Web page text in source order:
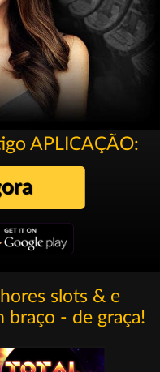
APLICAÇÃO:
slots & e
braço - de graça!